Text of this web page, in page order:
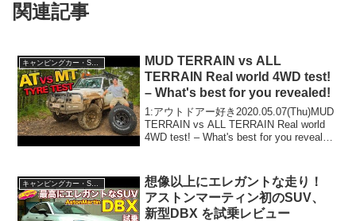
関連記事
MUD TERRAIN vs ALL
TERRAIN Real world 4WD test!
– What's best for you revealed!
1:アウトドアー好き2020.05.07(Thu)MUD
TERRAIN vs ALL TERRAIN Real world
4WD test! – What's best for you revealed!
キャンピングカー・SUV人気車種
想像以上にエレガントな走り！
アストンマーティン初のSUV、
新型DBX を試乗レビュー